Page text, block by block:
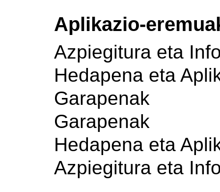
Aplikazio-
Azpiegitura eta
Hedapena eta
Garapenak
Garapenak
Hedapena eta
Azpiegitura eta